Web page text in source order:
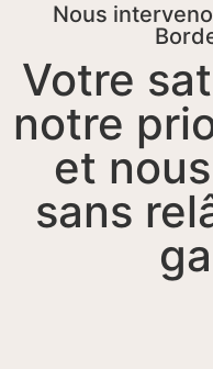
Nous
Votre
notre
et
sans